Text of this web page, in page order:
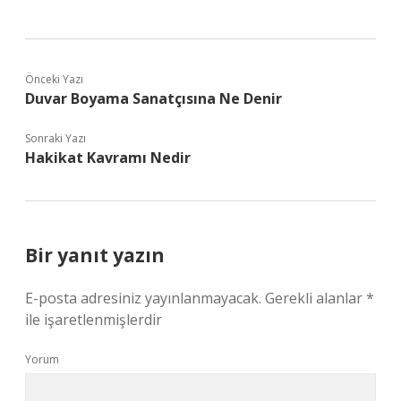
Önceki Yazı
Duvar Boyama Sanatçısına Ne Denir
Sonraki Yazı
Hakikat Kavramı Nedir
Bir yanıt yazın
E-posta adresiniz yayınlanmayacak. Gerekli alanlar*
ile işaretlenmişlerdir
Yorum